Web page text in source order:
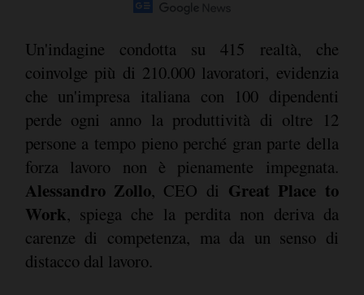
Un'indagine condotta su 415 realtà, che
coinvolge più di 210.000 lavoratori, evidenzia
che un'impresa italiana con 100 dipendenti
perde ogni anno la produttività di oltre 12
persone a tempo pieno perché gran parte della
forza lavoro non è pienamente impegnata.
Alessandro Zollo, CEO di Great Place to
Work, spiega che la perdita non deriva da
carenze di competenza, ma da un senso di
distacco dal lavoro.